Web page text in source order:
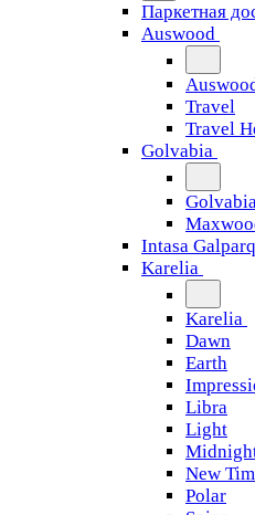
Паркетная
Auswood
Travel
Travel
Golvabia
Intasa
Karelia
Karelia
Dawn
Earth
Libra
Light
New
Polar